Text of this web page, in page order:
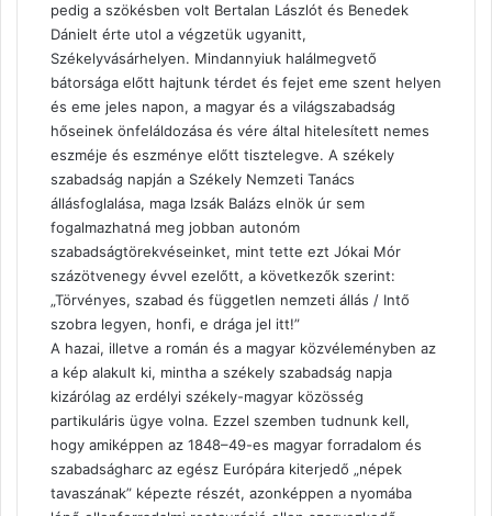
pedig a szökésben volt Bertalan Lászlót és Benedek
Dánielt érte utol a végzetük ugyanitt,
Székelyvásárhelyen. Mindannyiuk halálmegvető
bátorsága előtt hajtunk térdet és fejet eme szent helyen
és eme jeles napon, a magyar és a világszabadság
hőseinek önfeláldozása és vére által hitelesített nemes
eszméje és eszménye előtt tisztelegve. A székely
szabadság napján a Székely Nemzeti Tanács
állásfoglalása, maga Izsák Balázs elnök úr sem
fogalmazhatná meg jobban autonóm
szabadságtörekvéseinket, mint tette ezt Jókai Mór
százötvenegy évvel ezelőtt, a következők szerint:
„Törvényes, szabad és független nemzeti állás / Intő
szobra legyen, honfi, e drága jel itt!”
A hazai, illetve a román és a magyar közvéleményben az
a kép alakult ki, mintha a székely szabadság napja
kizárólag az erdélyi székely-magyar közösség
partikuláris ügye volna. Ezzel szemben tudnunk kell,
hogy amiképpen az 1848–49-es magyar forradalom és
szabadságharc az egész Európára kiterjedő „népek
tavaszának” képezte részét, azonképpen a nyomába